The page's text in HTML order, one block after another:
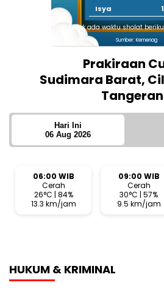
Isya
Tidak ada waktu sholat
Sumber: Kemenag
Prakiraan
Sudimara Barat,
Hari Ini
06 Aug 2026
06:00 WIB
Cerah
26°C | 84%
13.3 km/jam
09:00 WIB
Cerah
30°C | 57%
9.5 km/jam
HUKUM & KRIMINAL